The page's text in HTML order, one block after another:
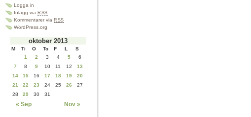
Logga in
Inlägg via RSS
Kommentarer via RSS
WordPress.org
oktober 2013
M Ti O To F L S
« Sep Nov »
1 2 3 4 5
6
7
8 9 10 11 12
13
14
15 16 17 18 19
20
21
22 23 24 25 26
27
28
29 30 31